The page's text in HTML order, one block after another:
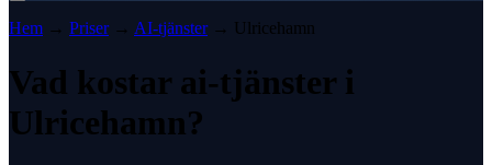
Hem → Priser→ AI-tjänster→ Ulricehamn
Vad kostar ai-tjänster i
Ulricehamn?